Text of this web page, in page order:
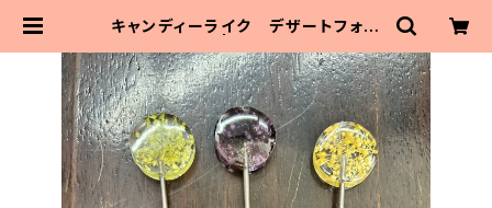
キャンディーライク デザートフォー